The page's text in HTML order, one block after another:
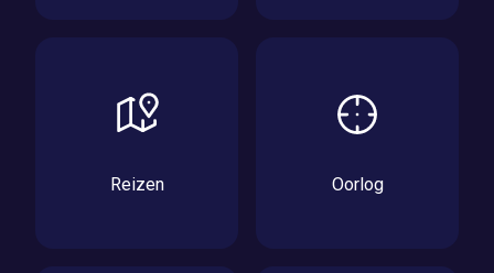
Reizen Oorlog